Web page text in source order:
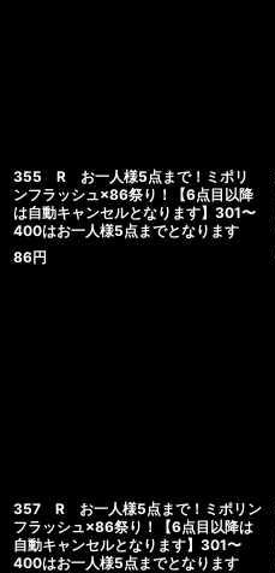
355 R お一人様5点まで！ミポリ
ンフラッシュ×86祭り！【6点目以降
は自動キャンセルとなります】301〜
400はお一人様5点までとなります
86円
357 R お一人様5点まで！ミポリン
フラッシュ×86祭り！【6点目以降は
自動キャンセルとなります】301〜
400はお一人様5点までとなります